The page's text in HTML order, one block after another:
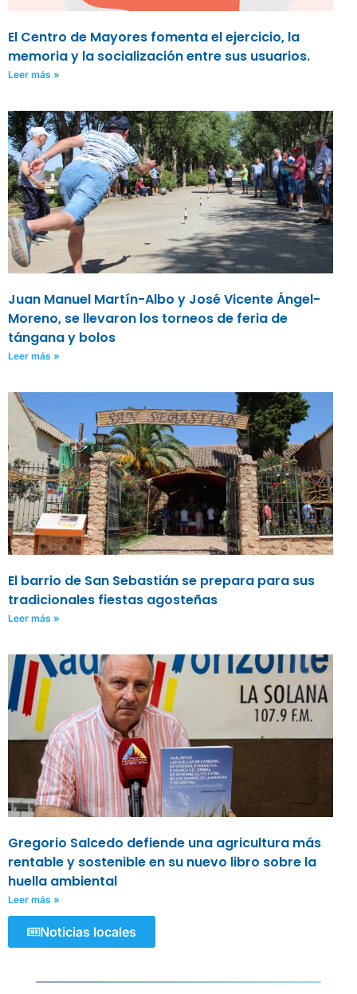
El Centro de Mayores fomenta el ejercicio, la
memoria y la socialización entre sus usuarios.
Leer más »
Juan Manuel Martín-Albo y José Vicente Ángel-
Moreno, se llevaron los torneos de feria de
tángana y bolos
Leer más »
El barrio de San Sebastián se prepara para sus
tradicionales fiestas agosteñas
Leer más »
Gregorio Salcedo defiende una agricultura más
rentable y sostenible en su nuevo libro sobre la
huella ambiental
Leer más »
Noticias locales